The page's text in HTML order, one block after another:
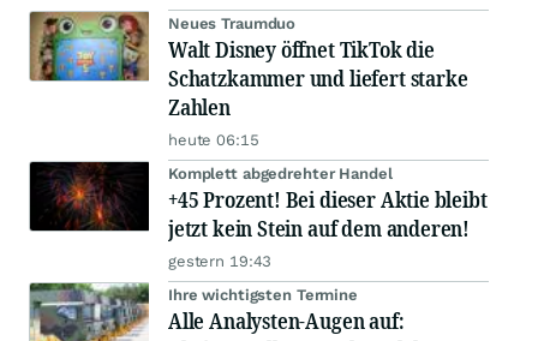
Neues Traumduo
Walt Disney öffnet TikTok die
Schatzkammer und liefert starke
Zahlen
heute 06:15
Komplett abgedrehter Handel
+45 Prozent! Bei dieser Aktie bleibt
jetzt kein Stein auf dem anderen!
gestern 19:43
Ihre wichtigsten Termine
Alle Analysten-Augen auf: